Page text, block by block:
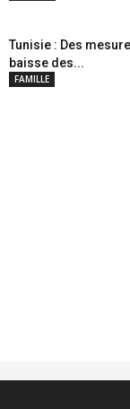
Tunisie : Des
baisse des...
FAMILLE